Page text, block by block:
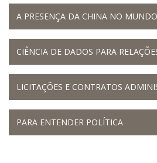
A PRESENÇA DA CHINA NO
CIÊNCIA DE DADOS PARA
PARA ENTENDER POLÍTICA